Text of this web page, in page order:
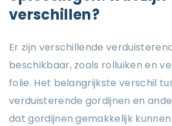
verschillen?
Er zijn verschillende
beschikbaar, zoals rolluiken en
folie. Het belangrijkste verschil
verduisterende gordijnen en
dat gordijnen gemakkelijk